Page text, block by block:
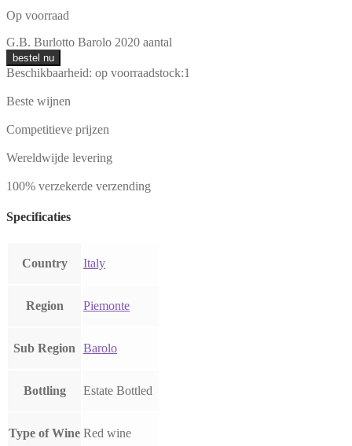
Op voorraad
G.B. Burlotto Barolo 2020 aantal
bestel nu
Beschikbaarheid: op voorraadstock:1
Beste wijnen
Competitieve prijzen
Wereldwijde levering
100% verzekerde verzending
Specificaties
Country Italy
Region Piemonte
Sub Region Barolo
Bottling Estate Bottled
Type of Wine Red wine